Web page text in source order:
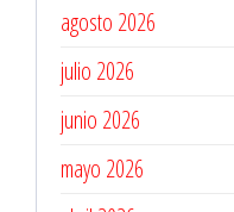
agosto 2026
julio 2026
junio 2026
mayo 2026